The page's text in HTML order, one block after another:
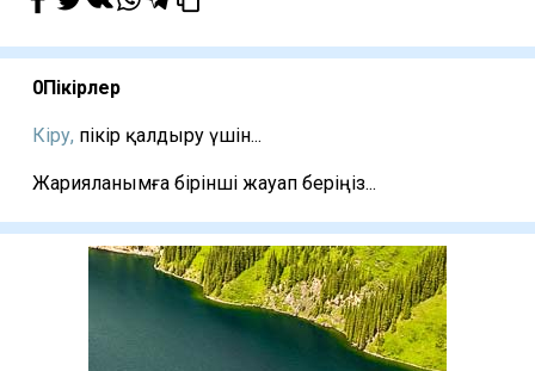
0Пікірлер
Кіру, пікір қалдыру үшін...
Жарияланымға бірінші жауап беріңіз...